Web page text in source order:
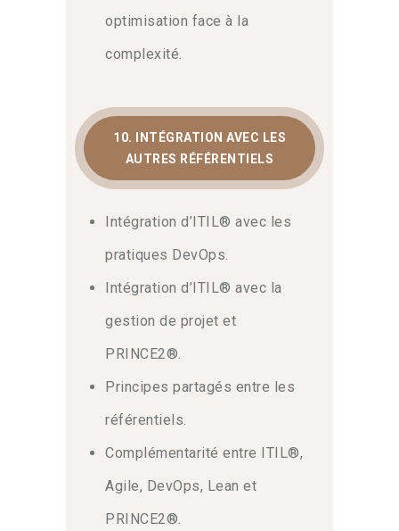
optimisation face à la
complexité.
10. INTÉGRATION AVEC LES
AUTRES RÉFÉRENTIELS
Intégration d’ITIL® avec les
pratiques DevOps.
Intégration d’ITIL® avec la
gestion de projet et
PRINCE2®.
Principes partagés entre les
référentiels.
Complémentarité entre ITIL®,
Agile, DevOps, Lean et
PRINCE2®.